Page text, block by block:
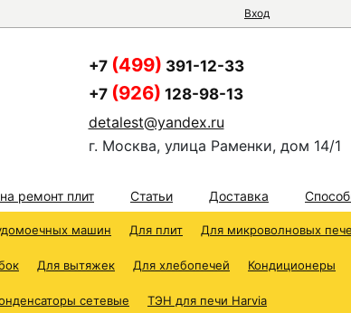
Вход
+7 (499) 391-12-33
+7 (926) 128-98-13
detalest@yandex.ru
г. Москва, улица Раменки, дом 14/1
ремонт плит Статьи Доставка
машин Для плит Для микроволновых
Для вытяжек Для хлебопечей Кондиционеры
сетевые ТЭН для печи Harvia